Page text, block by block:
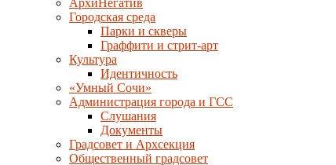
АрхиНегатив
Городская среда
Парки и скверы
Граффити и стрит-арт
Культура
Идентичность
«Умный Сочи»
Администрация города и ГСС
Слушания
Документы
Градсовет и Архсекция
Общественный градсовет